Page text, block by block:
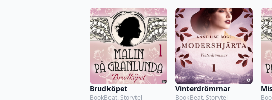
Brudköpet
BookBeat, Storytel
Vinterdrömmar
BookBeat, Storytel